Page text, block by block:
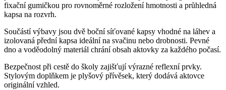
fixační gumičkou pro rovnoměrné rozložení hmotnosti a průhledná
kapsa na rozvrh.
Součástí výbavy jsou dvě boční síťované kapsy vhodné na láhev a
izolovaná přední kapsa ideální na svačinu nebo drobnosti. Pevné
dno a voděodolný materiál chrání obsah aktovky za každého počasí.
Bezpečnost při cestě do školy zajišťují výrazné reflexní prvky.
Stylovým doplňkem je plyšový přívěsek, který dodává aktovce
originální vzhled.